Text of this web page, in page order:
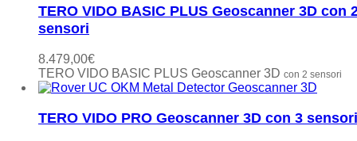
TERO VIDO BASIC PLUS Geoscanner 3D con
sensori
8.479,00€
TERO VIDO BASIC PLUS Geoscanner 3D con 2 sensori
TERO VIDO PRO Geoscanner 3D con 3 sensori